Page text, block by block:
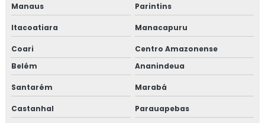
Manaus
Parintins
Itacoatiara Manacapuru
Coari
Centro Amazonense
Belém
Ananindeua
Santarém Marabá
Castanhal Parauapebas